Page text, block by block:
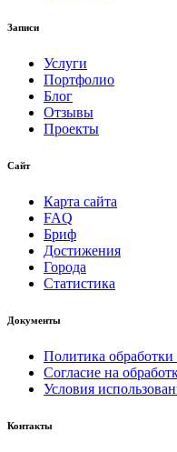
Записи
Услуги
Портфолио
Блог
Отзывы
Проекты
Сайт
Карта сайта
FAQ
Бриф
Достижения
Города
Статистика
Документы
Политика
Согласие на
Условия
Контакты